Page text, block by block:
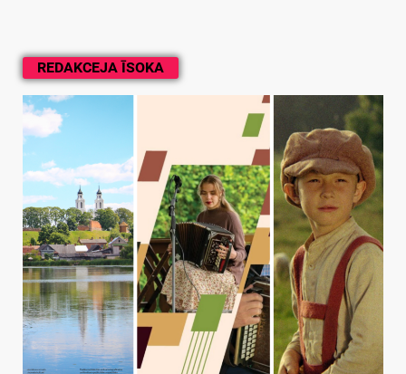
REDAKCEJA ĪSOKA